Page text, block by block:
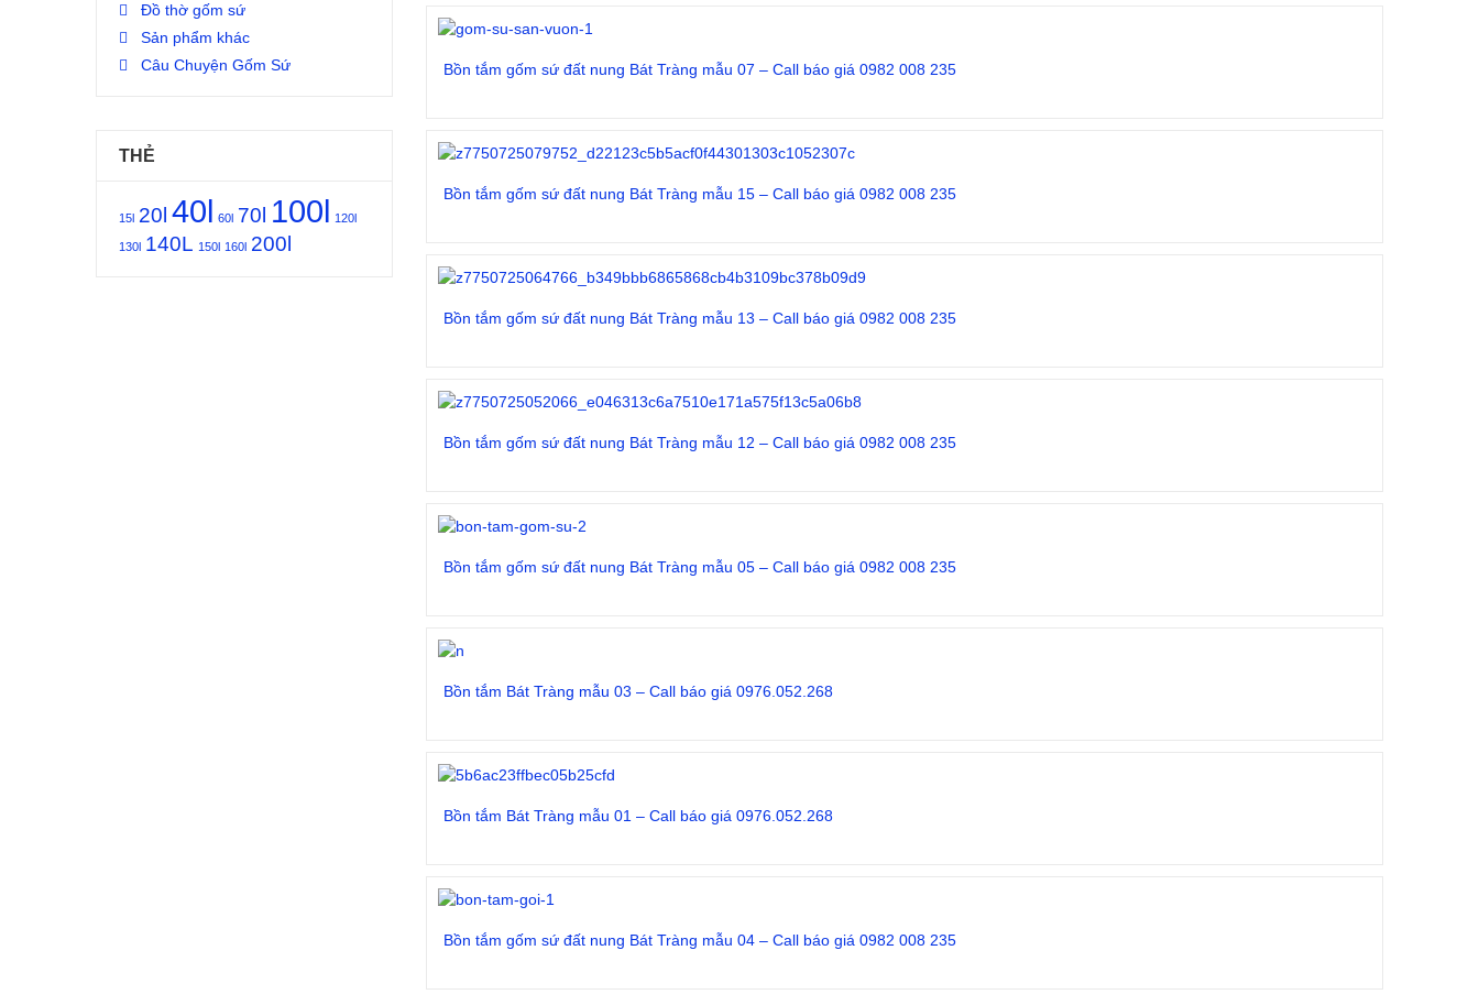
Bồn tắm gốm sứ đất nung Bát Tràng mẫu 07 – Call báo giá 0982 008 235
Bồn tắm gốm sứ đất nung Bát Tràng mẫu 15 – Call báo giá 0982 008 235
Bồn tắm gốm sứ đất nung Bát Tràng mẫu 13 – Call báo giá 0982 008 235
Bồn tắm gốm sứ đất nung Bát Tràng mẫu 12 – Call báo giá 0982 008 235
Bồn tắm gốm sứ đất nung Bát Tràng mẫu 05 – Call báo giá 0982 008 235
Bồn tắm Bát Tràng mẫu 03 – Call báo giá 0976.052.268
Bồn tắm Bát Tràng mẫu 01 – Call báo giá 0976.052.268
Bồn tắm gốm sứ đất nung Bát Tràng mẫu 04 – Call báo giá 0982 008 235
Đồ thờ gốm sứ
Sản phẩm khác
Câu Chuyện Gốm Sứ
THẺ
15l 20l 40l 60l 70l 100l 120l
130l 140L 150l 160l 200l